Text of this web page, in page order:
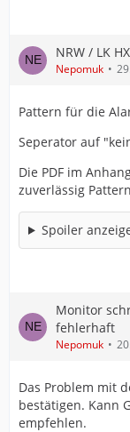
NRW / LK
Nepomuk
Pattern für die
Seperator auf
Die PDF im
zuverlässig
Spoiler
Monitor
fehlerhaft
Nepomuk
Das Problem mit
bestätigen. Kann
empfehlen.